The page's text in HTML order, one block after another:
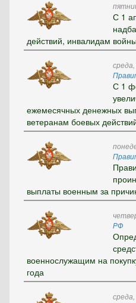
С 1
действий, инвалидам
С 1
ежемесячных денежных
ветеранам боевых
выплаты военным за
РФ
военнослужащим на
года